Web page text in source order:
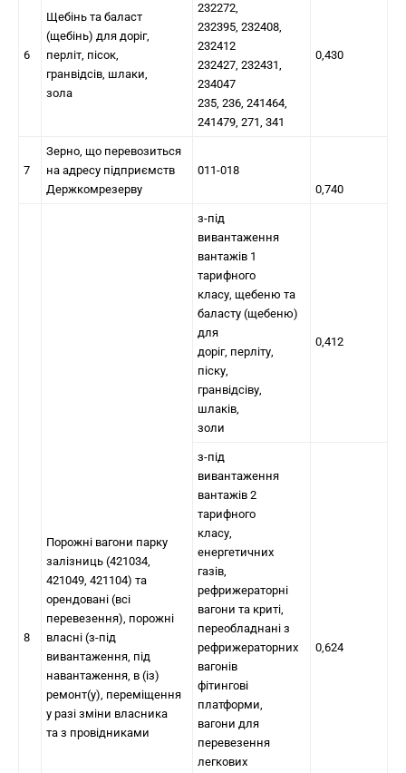
6
Щебінь та баласт
(щебінь) для доріг,
перліт, пісок,
гранвідсів, шлаки,
зола
232272,
232395, 232408,
232412
232427, 232431,
234047
235, 236, 241464,
241479, 271, 341
0,430
7
Зерно, що перевозиться
на адресу підприємств
Держкомрезерву
011-018
0,740
8
Порожні вагони парку
залізниць (421034,
421049, 421104) та
орендовані (всі
перевезення), порожні
власні (з-під
вивантаження, під
навантаження, в (із)
ремонт(у), переміщення
у разі зміни власника
та з провідниками
з-під
вивантаження
вантажів 1
тарифного
класу, щебеню та
баласту (щебеню)
для
доріг, перліту,
піску,
гранвідсіву,
шлаків,
золи
0,412
з-під
вивантаження
вантажів 2
тарифного
класу,
енергетичних
газів,
рефрижераторні
вагони та криті,
переобладнані з
рефрижераторних
вагонів
фітингові
платформи,
вагони для
перевезення
легкових
0,624